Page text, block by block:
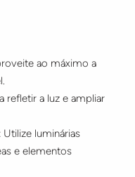
ao máximo a
refletir a luz e ampliar
: Utilize luminárias
e elementos